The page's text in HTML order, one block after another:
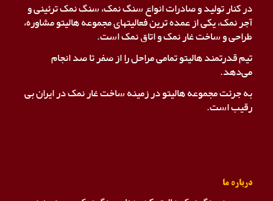
در کنار تولید و صادرات انواع سنگ نمک، سنگ نمک ترئینی و
آجر نمک، یکی از عمده ترین فعالیتهای مجموعه هالیتو مشاوره،
طراحی و ساخت غار نمک و اتاق نمک است.
تیم قدرتمند هالیتو تمامی مراحل را از صفر تا صد انجام
می‌دهد.
به جرئت مجموعه هالیتو در زمینه ساخت غار نمک در ایران بی
رقیب است.
درباره ما